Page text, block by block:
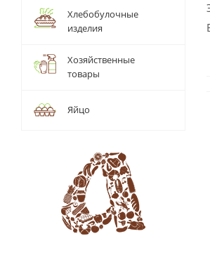
Хлебобулочные
изделия
Хозяйственные
товары
Яйцо